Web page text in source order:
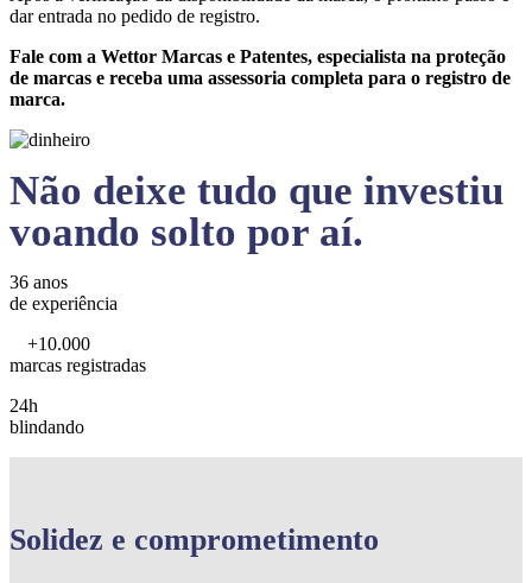
dar entrada no pedido de registro.
Fale com a Wettor Marcas e Patentes, especialista na proteção
de marcas e receba uma assessoria completa para o registro de
marca.
Não deixe tudo que investiu
voando solto por aí.
36 anos
de experiência
+10.000
marcas registradas
24h
blindando
Solidez e comprometimento